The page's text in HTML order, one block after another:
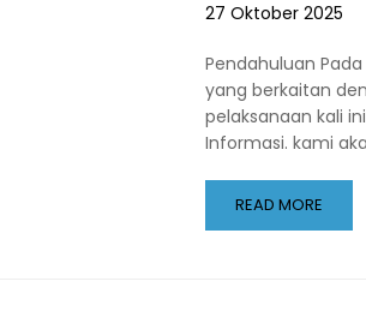
27 Oktober 2025
Pendahuluan
yang berkaitan
pelaksanaan kali
Informasi. kami
READ MORE